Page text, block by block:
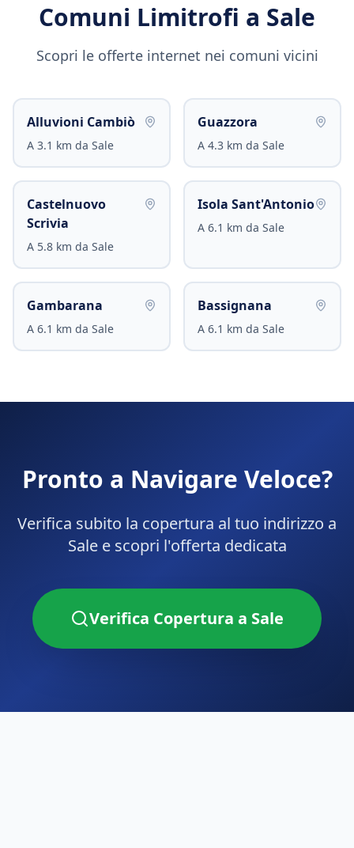
Comuni Limitrofi a Sale
Scopri le offerte internet nei comuni vicini
Alluvioni Cambiò
A 3.1 km da Sale
Guazzora
A 4.3 km da Sale
Castelnuovo
Scrivia
A 5.8 km da Sale
Isola Sant'Antonio
A 6.1 km da Sale
Gambarana
A 6.1 km da Sale
Bassignana
A 6.1 km da Sale
Pronto a Navigare Veloce?
Verifica subito la copertura al tuo indirizzo a
Salee scopri l'offerta dedicata
Verifica Copertura a Sale